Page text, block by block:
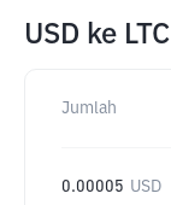
USD ke LTC
Jumlah
0.00005 USD